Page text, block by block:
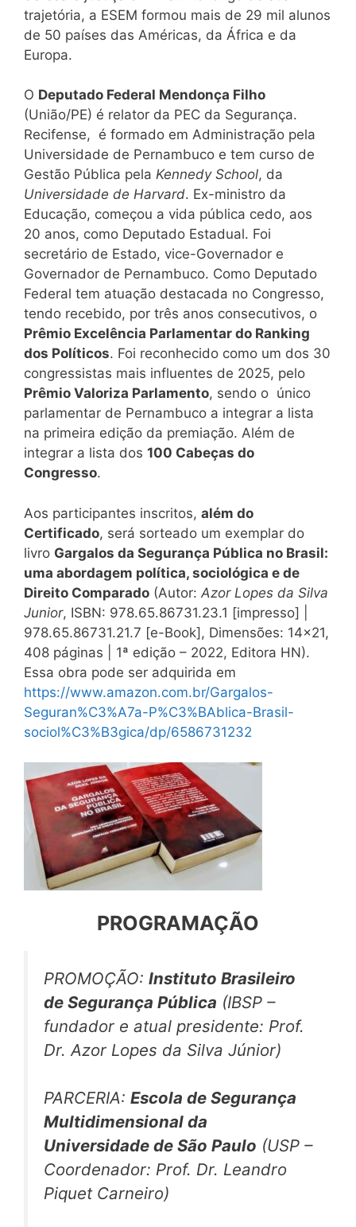
trajetória, a ESEM formou mais de 29 mil alunos
de 50 países das Américas, da África e da
Europa.
O Deputado Federal Mendonça Filho
(União/PE) é relator da PEC da Segurança.
Recifense, é formado em Administração pela
Universidade de Pernambuco e tem curso de
Gestão Pública pela Kennedy School, da
Universidade de Harvard. Ex-ministro da
Educação, começou a vida pública cedo, aos
20 anos, como Deputado Estadual. Foi
secretário de Estado, vice-Governador e
Governador de Pernambuco. Como Deputado
Federal tem atuação destacada no Congresso,
tendo recebido, por três anos consecutivos, o
Prêmio Excelência Parlamentar do Ranking
dos Políticos. Foi reconhecido como um dos 30
congressistas mais influentes de 2025, pelo
Prêmio Valoriza Parlamento, sendo o único
parlamentar de Pernambuco a integrar a lista
na primeira edição da premiação. Além de
integrar a lista dos 100 Cabeças do
Congresso.
Aos participantes inscritos, além do
Certificado, será sorteado um exemplar do
livro Gargalos da Segurança Pública no Brasil:
uma abordagem política, sociológica e de
Direito Comparado (Autor: Azor Lopes da Silva
Junior, ISBN: 978.65.86731.23.1 [impresso] |
978.65.86731.21.7 [e-Book], Dimensões: 14×21,
408 páginas | 1ª edição – 2022, Editora HN).
Essa obra pode ser adquirida em
https://www.amazon.com.br/Gargalos-
Seguran%C3%A7a-P%C3%BAblica-Brasil-
sociol%C3%B3gica/dp/6586731232
PROGRAMAÇÃO
PROMOÇÃO: Instituto Brasileiro
de Segurança Pública (IBSP –
fundador e atual presidente: Prof.
Dr. Azor Lopes da Silva Júnior)
PARCERIA: Escola de Segurança
Multidimensional da
Universidade de São Paulo (USP –
Coordenador: Prof. Dr. Leandro
Piquet Carneiro)